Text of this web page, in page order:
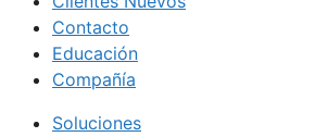
Contacto
Educación
Compañía
Soluciones